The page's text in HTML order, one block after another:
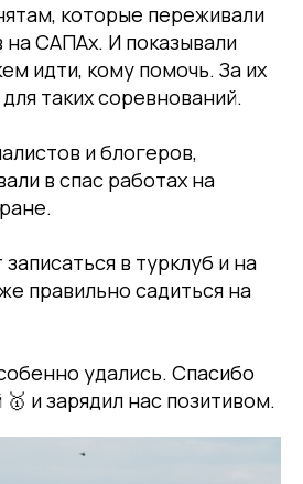
которые переживали
САПАх. И показывали
идти, кому помочь. За их
таких соревнований.
и блогеров,
в спас работах на
в турклуб и на
правильно садиться на
удались. Спасибо
и зарядил нас позитивом.